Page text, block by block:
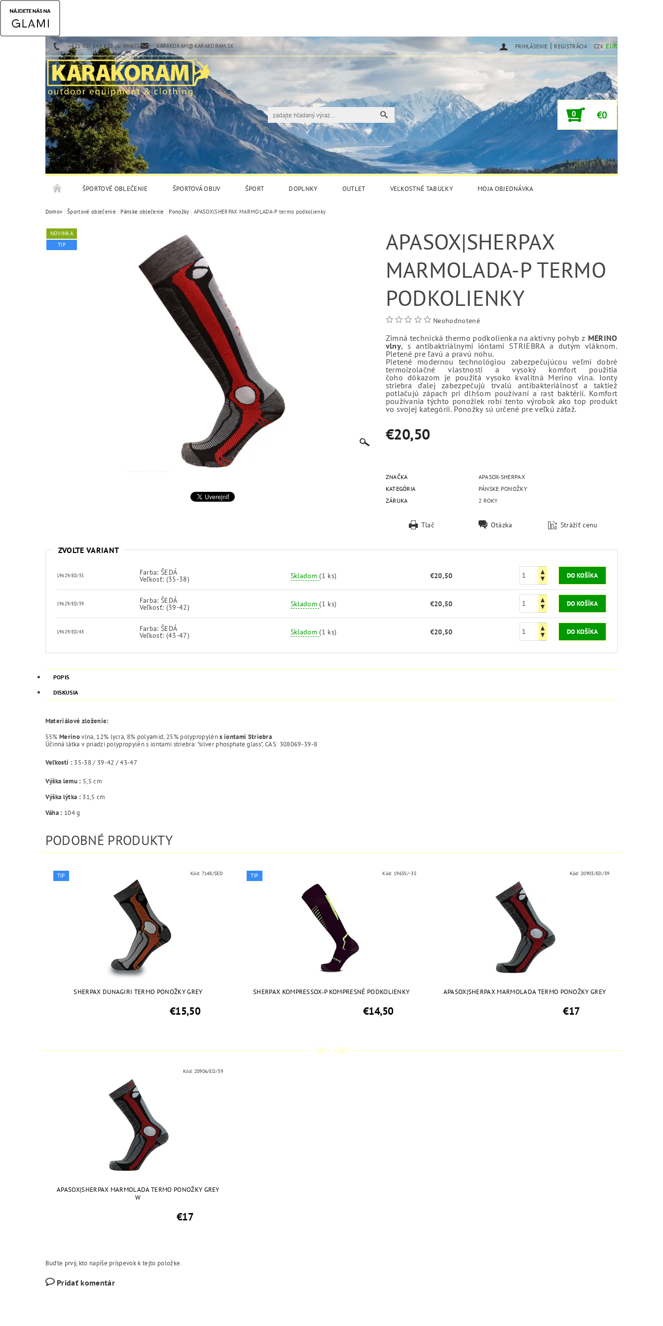
+421 907 849 453 (AJ WHATSAPP) KARAKORAM@KARAKORAM.SK CZK EUR
PRIHLÁSENIE | REGISTRÁCIA
0 €0
ŠPORTOVÉ OBLEČENIE ŠPORTOVÁ OBUV ŠPORT DOPLNKY OUTLET VEĽKOSTNÉ TABUĽKY MOJA OBJEDNÁVKA
Domov Športové oblečenie Pánske oblečenie Ponožky APASOX|SHERPAX MARMOLADA-P termo podkolienky
NOVINKA
TIP
APASOX|SHERPAX
MARMOLADA-P TERMO
PODKOLIENKY
Neohodnotené
Zimná technická thermo podkolienka na aktívny pohyb z MERINO
vlny, s antibaktriálnymi ióntami STRIEBRA a dutým vláknom.
Pletené pre ľavú a pravú nohu.
Pletené modernou technológiou zabezpečujúcou veľmi dobré
termoizolačné vlastnosti a vysoký komfort použitia
čoho dôkazom je použitá vysoko kvalitná Merino vlna. Ionty
striebra ďalej zabezpečujú trvalú antibakteriálnosť a taktiež
potlačujú zápach pri dlhšom používaní a rast baktérií. Komfort
používania týchto ponožiek robí tento výrobok ako top produkt
vo svojej kategórii. Ponožky sú určené pre veľkú záťaž.
€20,50
ZNAČKA
APASOX-SHERPAX
KATEGÓRIA
PÁNSKE PONOŽKY
ZÁRUKA
2 ROKY
Tlač Otázka Strážiť cenu
ZVOĽTE VARIANT
19629/ED/35 Farba: ŠEDÁ
Veľkosť: (35-38) Skladom(1 ks) €20,50
19629/ED/39 Farba: ŠEDÁ
Veľkosť: (39-42) Skladom(1 ks) €20,50
19629/ED/43 Farba: ŠEDÁ
Veľkosť: (43-47) Skladom(1 ks) €20,50
POPIS
DISKUSIA
Materiálové zloženie:
55%Merinovlna, 12% lycra, 8% polyamid, 25% polypropyléns iontami Striebra
Účinná látka v priadzi polypropylén s iontami striebra: "silver phosphate glass", CAS: 308069-39-8
Veľkosti : 35-38 / 39-42 / 43-47
Výška lemu : 5,5 cm
Výška lýtka :31,5 cm
Váha : 104 g
PODOBNÉ PRODUKTY
TIP Kód: 7148/SED
SHERPAX DUNAGIRI TERMO PONOŽKY GREY
€15,50
TIP Kód: 19635/-35
SHERPAX KOMPRESSOX-P KOMPRESNÉ PODKOLIENKY
€14,50
Kód: 20903/ED/39
APASOX|SHERPAX MARMOLADA TERMO PONOŽKY GREY
€17
Kód: 20906/ED/39
APASOX|SHERPAX MARMOLADA TERMO PONOŽKY GREY
W
€17
Buďte prvý, kto napíše príspevok k tejto položke.
Pridať komentár